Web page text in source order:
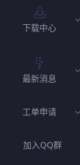
下载中心
最新消息
工单申请
加入QQ群